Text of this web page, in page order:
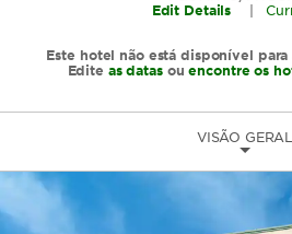
Edit Details
Este hotel não está disponível para
Edite as datasouencontre os
VISÃO GERAL